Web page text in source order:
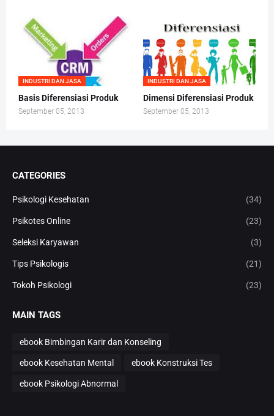
INDUSTRI DAN JASA
Basis Diferensiasi Produk
September 05, 2013
INDUSTRI DAN JASA
Dimensi Diferensiasi Produk
September 05, 2013
CATEGORIES
Psikologi Kesehatan (34)
Psikotes Online (23)
Seleksi Karyawan (3)
Tips Psikologis (21)
Tokoh Psikologi (23)
MAIN TAGS
ebook Bimbingan Karir dan Konseling
ebook Kesehatan Mental ebook Konstruksi Tes
ebook Psikologi Abnormal